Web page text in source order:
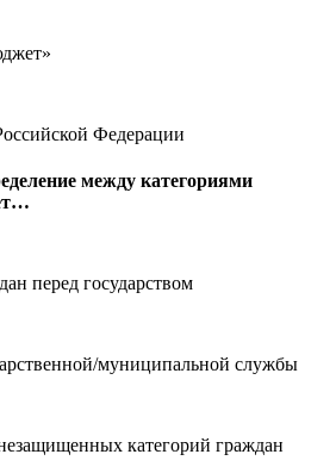
Федерации
между категориями
перед государством
муниципальной службы
категорий граждан